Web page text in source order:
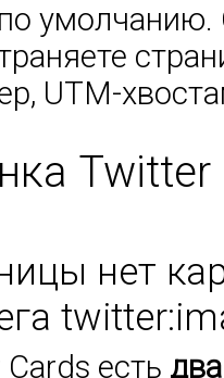
умолчанию.
UTM-
нет
есть